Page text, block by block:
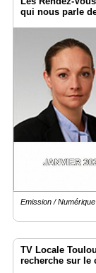
qui nous parle
Emission /
TV Locale
recherche sur le